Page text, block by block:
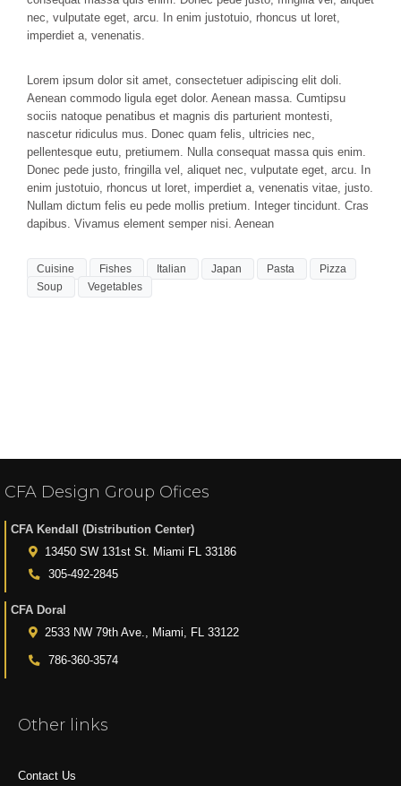
nec, vulputate eget, arcu. In enim justotuio, rhoncus ut loret,
imperdiet a, venenatis.
Lorem ipsum dolor sit amet, consectetuer adipiscing elit doli.
Aenean commodo ligula eget dolor. Aenean massa. Cumtipsu
sociis natoque penatibus et magnis dis parturient montesti,
nascetur ridiculus mus. Donec quam felis, ultricies nec,
pellentesque eutu, pretiumem. Nulla consequat massa quis enim.
Donec pede justo, fringilla vel, aliquet nec, vulputate eget, arcu. In
enim justotuio, rhoncus ut loret, imperdiet a, venenatis vitae, justo.
Nullam dictum felis eu pede mollis pretium. Integer tincidunt. Cras
dapibus. Vivamus element semper nisi. Aenean
Cuisine Fishes Italian Japan Pasta
Pizza
Soup
Vegetables
CFA Design Group Ofices
CFA Kendall (Distribution Center)
13450 SW 131st St. Miami FL 33186
305-492-2845
CFA Doral
2533 NW 79th Ave., Miami, FL 33122
786-360-3574
Other links
Contact Us